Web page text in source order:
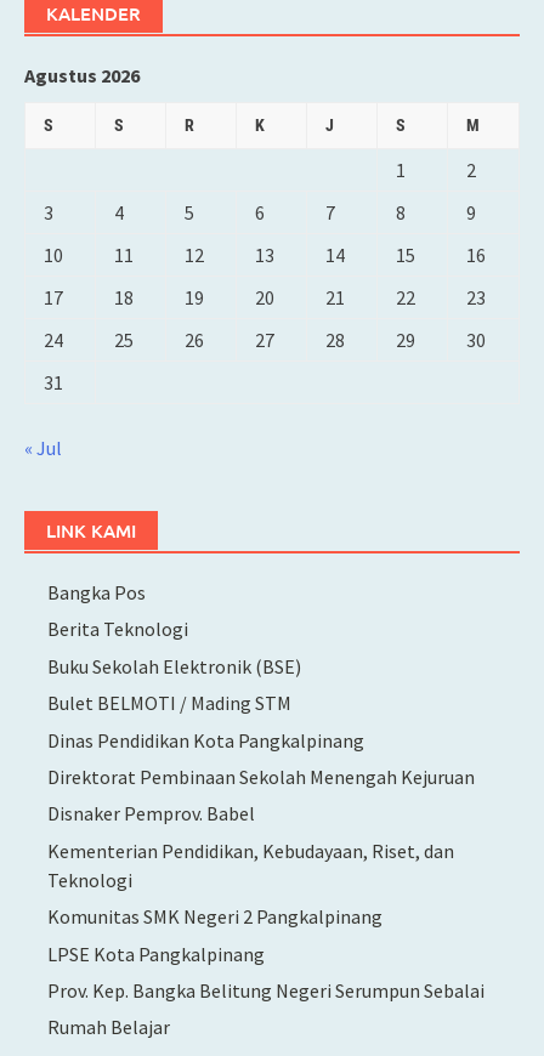
KALENDER
Agustus 2026
S S R K J S M
1
2
3
4 5 6 7 8
9
10
11 12 13 14 15
16
17
18 19 20 21 22
23
24
25 26 27 28 29
30
31
« Jul
LINK KAMI
Bangka Pos
Berita Teknologi
Buku Sekolah Elektronik (BSE)
Bulet BELMOTI / Mading STM
Dinas Pendidikan Kota Pangkalpinang
Direktorat Pembinaan Sekolah Menengah Kejuruan
Disnaker Pemprov. Babel
Kementerian Pendidikan, Kebudayaan, Riset, dan
Teknologi
Komunitas SMK Negeri 2 Pangkalpinang
LPSE Kota Pangkalpinang
Prov. Kep. Bangka Belitung Negeri Serumpun Sebalai
Rumah Belajar